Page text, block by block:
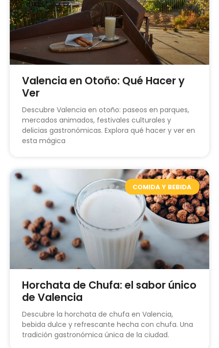
Valencia en Otoño: Qué Hacer y
Ver
Descubre Valencia en otoño: paseos en parques,
mercados animados, festivales culturales y
delicias gastronómicas. Explora qué hacer y ver en
esta mágica
COMIDA Y BEBIDA
Horchata de Chufa: el sabor único
de Valencia
Descubre la horchata de chufa en Valencia,
bebida dulce y refrescante hecha con chufa. Una
tradición gastronómica única de la ciudad.